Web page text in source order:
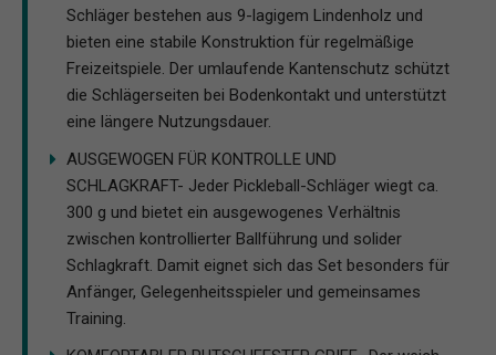
Schläger bestehen aus 9-lagigem Lindenholz und
bieten eine stabile Konstruktion für regelmäßige
Freizeitspiele. Der umlaufende Kantenschutz schützt
die Schlägerseiten bei Bodenkontakt und unterstützt
eine längere Nutzungsdauer.
AUSGEWOGEN FÜR KONTROLLE UND
SCHLAGKRAFT- Jeder Pickleball-Schläger wiegt ca.
300 g und bietet ein ausgewogenes Verhältnis
zwischen kontrollierter Ballführung und solider
Schlagkraft. Damit eignet sich das Set besonders für
Anfänger, Gelegenheitsspieler und gemeinsames
Training.